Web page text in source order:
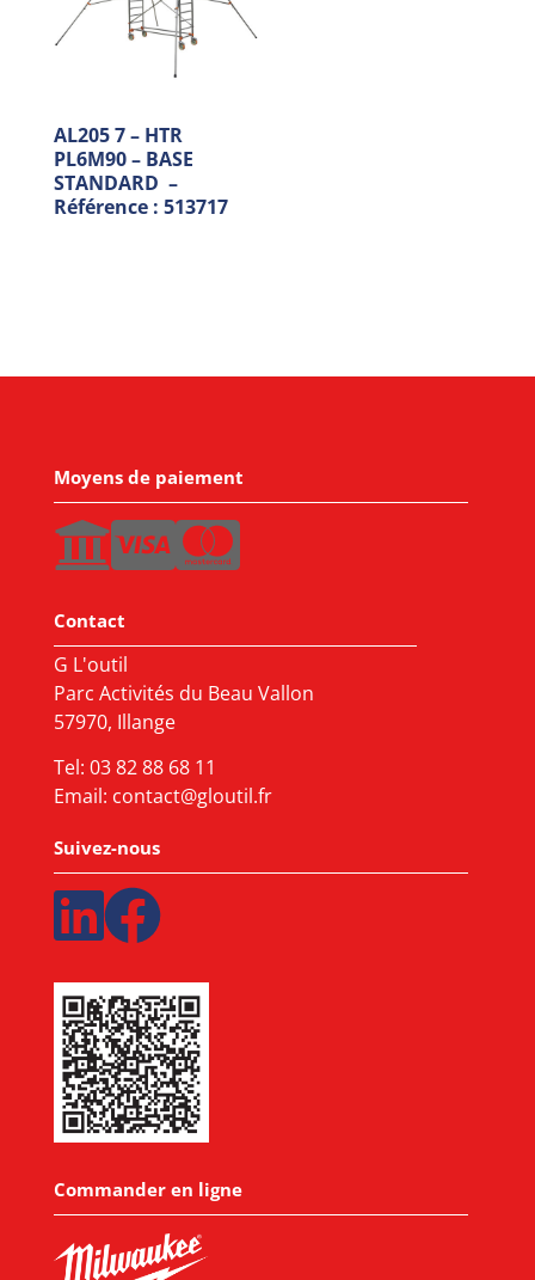
AL205 7 – HTR
PL6M90 – BASE
STANDARD –
Référence : 513717
Moyens de paiement
Contact
G L'outil
Parc Activités du Beau Vallon
57970, Illange
Tel: 03 82 88 68 11
Email: contact@gloutil.fr
Suivez-nous
Commander en ligne